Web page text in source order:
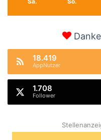
18.419
AppNutzer
1.708
Follower